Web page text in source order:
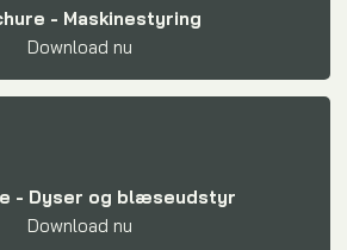
- Maskinestyring
Download nu​
- Dyser og blæseudstyr
Download nu​